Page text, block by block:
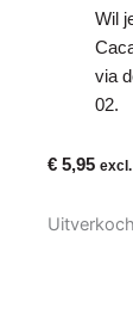
Wil
via
02.
€ 5,95